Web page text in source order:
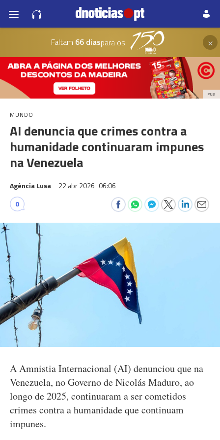
Faltam 66 diaspara os ×
PUB
MUNDO
AI denuncia que crimes contra a
humanidade continuaram impunes
na Venezuela
Agência Lusa 22 abr 2026 06:06
0
A Amnistia Internacional (AI) denunciou que na
Venezuela, no Governo de Nicolás Maduro, ao
longo de 2025, continuaram a ser cometidos
crimes contra a humanidade que continuam
impunes.